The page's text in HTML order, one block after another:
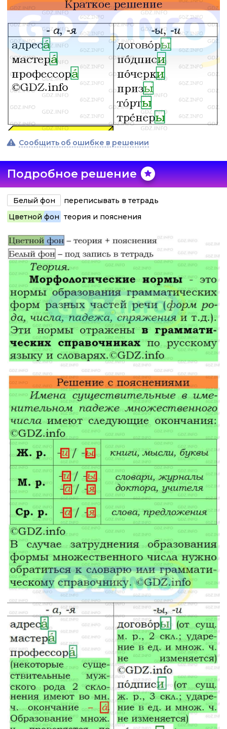
Сообщить об ошибке в решении
Подробное решение
Белый фон
переписывать в тетрадь
Цветной фон теория и пояснения